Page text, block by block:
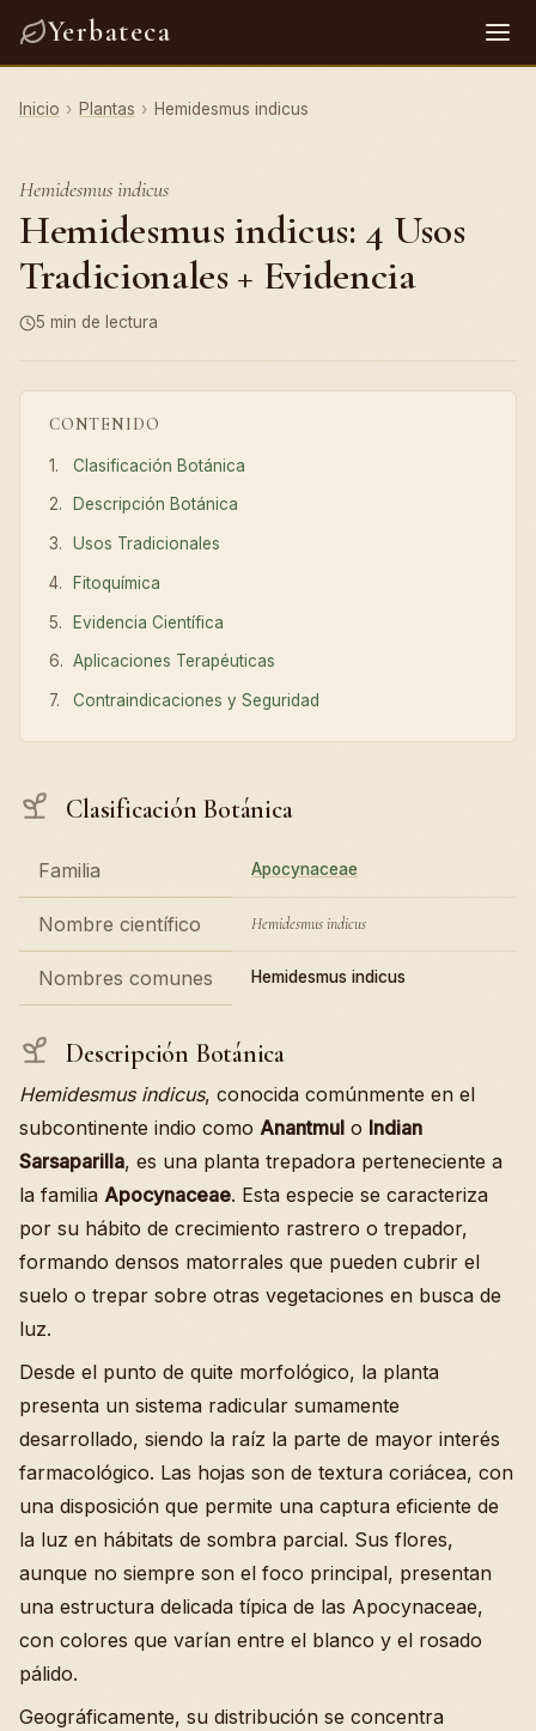
Yerbateca
Inicio › Plantas › Hemidesmus indicus
Hemidesmus indicus
Hemidesmus indicus: 4 Usos
Tradicionales + Evidencia
5 min de lectura
CONTENIDO
Clasificación Botánica
Descripción Botánica
Usos Tradicionales
Fitoquímica
Evidencia Científica
Aplicaciones Terapéuticas
Contraindicaciones y Seguridad
Clasificación Botánica
Familia Apocynaceae
Nombre científico Hemidesmus indicus
Nombres comunes Hemidesmus indicus
Descripción Botánica
Hemidesmus indicus, conocida comúnmente en el
subcontinente indio como Anantmul o Indian
Sarsaparilla, es una planta trepadora perteneciente a
la familia Apocynaceae. Esta especie se caracteriza
por su hábito de crecimiento rastrero o trepador,
formando densos matorrales que pueden cubrir el
suelo o trepar sobre otras vegetaciones en busca de
luz.
Desde el punto de quite morfológico, la planta
presenta un sistema radicular sumamente
desarrollado, siendo la raíz la parte de mayor interés
farmacológico. Las hojas son de textura coriácea, con
una disposición que permite una captura eficiente de
la luz en hábitats de sombra parcial. Sus flores,
aunque no siempre son el foco principal, presentan
una estructura delicada típica de las Apocynaceae,
con colores que varían entre el blanco y el rosado
pálido.
Geográficamente, su distribución se concentra